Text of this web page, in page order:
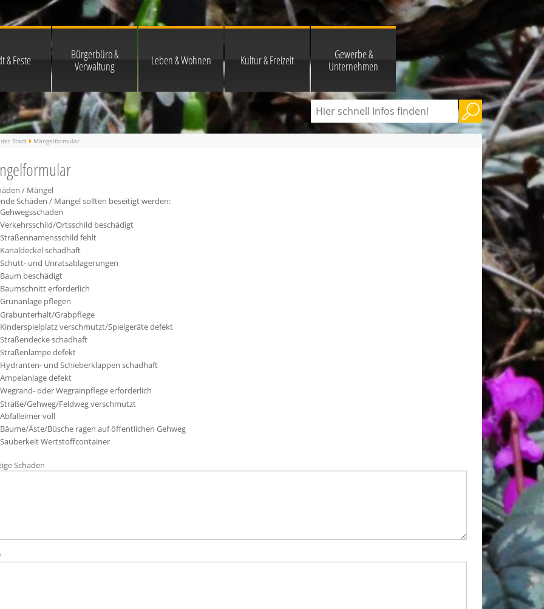
& Feste
Bürgerbüro &
Verwaltung
Leben & Wohnen Kultur & Freizeit
Gewerbe &
Unternehmen
Stadt Mängelformular
/ Mängel
Schäden / Mängel sollten beseitigt werden:
Gehwegsschaden
Verkehrsschild/Ortsschild beschädigt
Straßennamensschild fehlt
Kanaldeckel schadhaft
Schutt- und Unratsablagerungen
Baum beschädigt
Baumschnitt erforderlich
Grünanlage pflegen
Grabunterhalt/Grabpflege
Kinderspielplatz verschmutzt/Spielgeräte defekt
Straßendecke schadhaft
Straßenlampe defekt
Hydranten- und Schieberklappen schadhaft
Ampelanlage defekt
Wegrand- oder Wegrainpflege erforderlich
Straße/Gehweg/Feldweg verschmutzt
Abfalleimer voll
Bäume/Äste/Büsche ragen auf öffentlichen Gehweg
Sauberkeit Wertstoffcontainer
Schäden